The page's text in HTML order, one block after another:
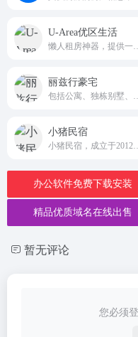
U-Area优区生活
丽兹行豪宅
小猪民宿
办公软件免费下载安装
精品优质域名在线出售
暂无评论
您必须